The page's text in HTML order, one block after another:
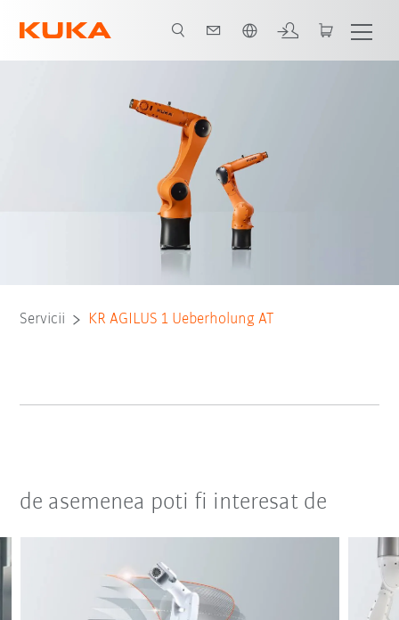
Servicii KR AGILUS 1 Ueberholung AT
de asemenea poti fi interesat de